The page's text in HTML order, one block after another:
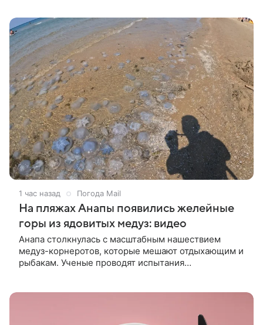
1 час назад Погода Mail
На пляжах Анапы появились желейные
горы из ядовитых медуз: видео
Анапа столкнулась с масштабным нашествием
медуз-корнеротов, которые мешают отдыхающим и
рыбакам. Ученые проводят испытания